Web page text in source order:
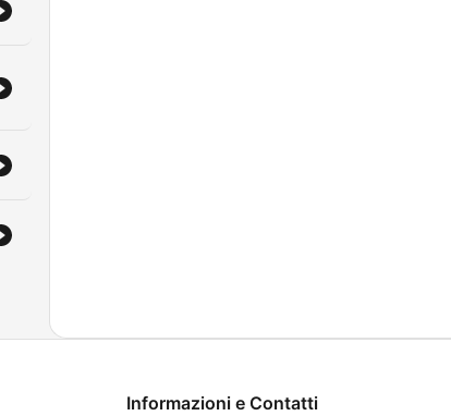
Informazioni e Contatti